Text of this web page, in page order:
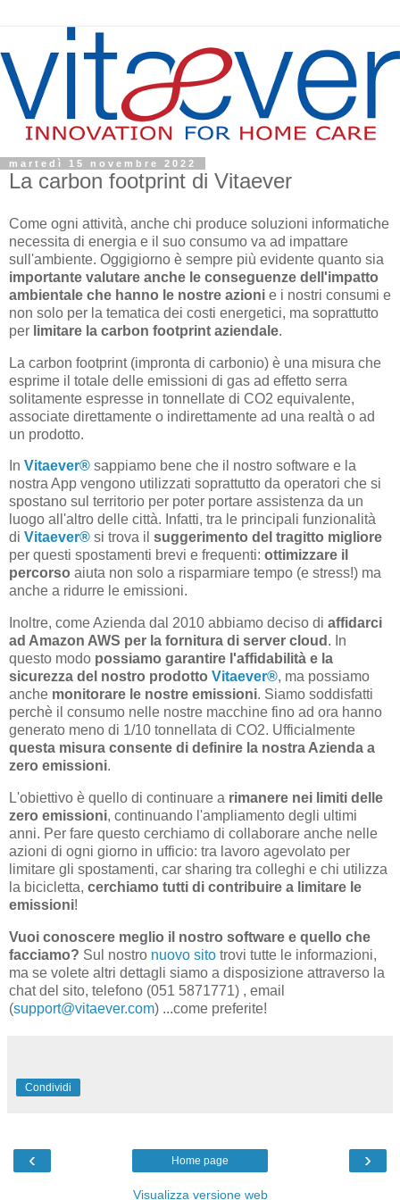
martedì 15 novembre 2022
La carbon footprint di Vitaever
Come ogni attività, anche chi produce soluzioni informatiche
necessita di energia e il suo consumo va ad impattare
sull'ambiente. Oggigiorno è sempre più evidente quanto sia
importante valutare anche le conseguenze dell'impatto
ambientale che hanno le nostre azioni e i nostri consumi e
non solo per la tematica dei costi energetici, ma soprattutto
per limitare la carbon footprint aziendale.
La carbon footprint (impronta di carbonio) è una misura che
esprime il totale delle emissioni di gas ad effetto serra
solitamente espresse in tonnellate di CO2 equivalente,
associate direttamente o indirettamente ad una realtà o ad
un prodotto.
In Vitaever® sappiamo bene che il nostro software e la
nostra App vengono utilizzati soprattutto da operatori che si
spostano sul territorio per poter portare assistenza da un
luogo all'altro delle città. Infatti, tra le principali funzionalità
di Vitaever® si trova il suggerimento del tragitto migliore
per questi spostamenti brevi e frequenti: ottimizzare il
percorso aiuta non solo a risparmiare tempo (e stress!) ma
anche a ridurre le emissioni.
Inoltre, come Azienda dal 2010 abbiamo deciso di affidarci
ad Amazon AWS per la fornitura di server cloud . In
questo modo possiamo garantire l'affidabilità e la
sicurezza del nostro prodotto Vitaever®, ma possiamo
anche monitorare le nostre emissioni. Siamo soddisfatti
perchè il consumo nelle nostre macchine fino ad ora hanno
generato meno di 1/10 tonnellata di CO2. Ufficialmente
questa misura consente di definire la nostra Azienda a
zero emissioni.
L'obiettivo è quello di continuare a rimanere nei limiti delle
zero emissioni, continuando l'ampliamento degli ultimi
anni. Per fare questo cerchiamo di collaborare anche nelle
azioni di ogni giorno in ufficio: tra lavoro agevolato per
limitare gli spostamenti, car sharing tra colleghi e chi utilizza
la bicicletta, cerchiamo tutti di contribuire a limitare le
emissioni!
Vuoi conoscere meglio il nostro software e quello che
facciamo? Sul nostro nuovo sito trovi tutte le informazioni,
ma se volete altri dettagli siamo a disposizione attraverso la
chat del sito, telefono (051 5871771) , email
(support@vitaever.com) ...come preferite!
Condividi
‹ ›
Home page
Visualizza versione web